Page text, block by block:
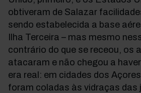
obtiveram de Salazar
sendo estabelecida a base
Ilha Terceira – mas mesmo
contrário do que se receou, os
atacaram e não chegou a
era real: em cidades dos
foram coladas às vidraças das